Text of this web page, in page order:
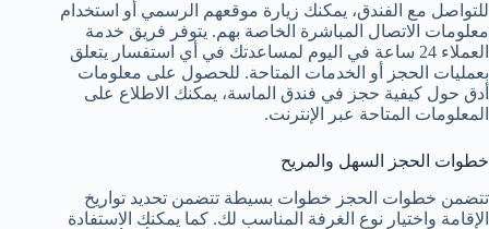
للتواصل مع الفندق، يمكنك زيارة موقعهم الرسمي أو استخدام
معلومات الاتصال المباشرة الخاصة بهم. يتوفر فريق خدمة
العملاء 24 ساعة في اليوم لمساعدتك في أي استفسار يتعلق
بعمليات الحجز أو الخدمات المتاحة. للحصول على معلومات
أدق حول كيفية حجز في فندق الماسة، يمكنك الاطلاع على
المعلومات المتاحة عبر الإنترنت.
خطوات الحجز السهل والمريح
تتضمن خطوات الحجز خطوات بسيطة تتضمن تحديد تواريخ
الإقامة واختيار نوع الغرفة المناسب لك. كما يمكنك الاستفادة